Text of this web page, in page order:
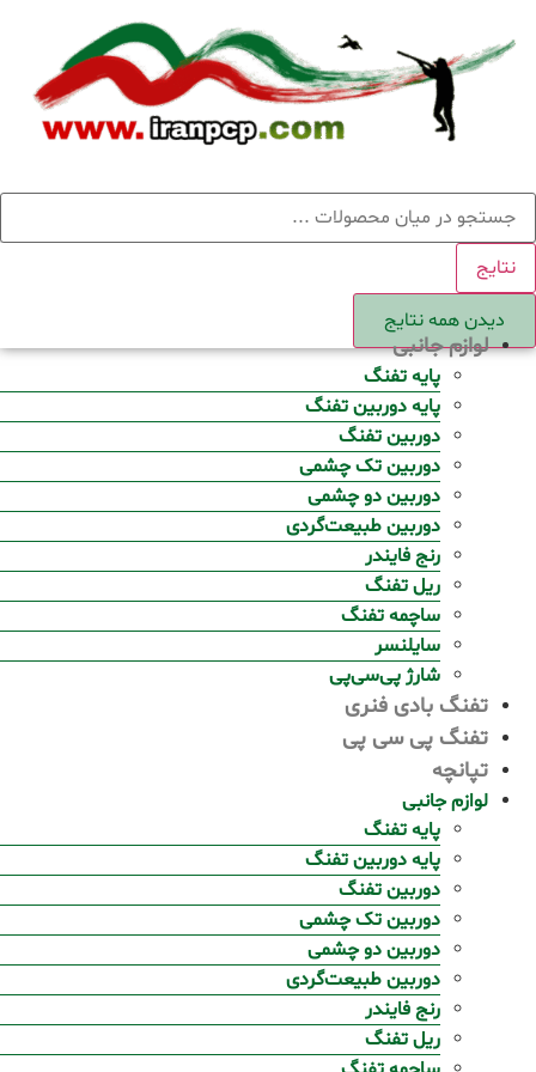
content
جستجو
.
نتایج
دیدن همه نتایج
لوازم جانبی
پایه تفنگ
پایه دوربین تفنگ
دوربین تفنگ
دوربین تک چشمی
دوربین دو چشمی
دوربین طبیعت‌گردی
رنج فایندر
ریل تفنگ
ساچمه تفنگ
سایلنسر
شارژ پی‌سی‌پی
تفنگ بادی فنری
تفنگ پی سی پی
تپانچه
لوازم جانبی
پایه تفنگ
پایه دوربین تفنگ
دوربین تفنگ
دوربین تک چشمی
دوربین دو چشمی
دوربین طبیعت‌گردی
رنج فایندر
ریل تفنگ